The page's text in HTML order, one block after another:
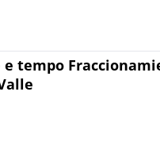
e tempo